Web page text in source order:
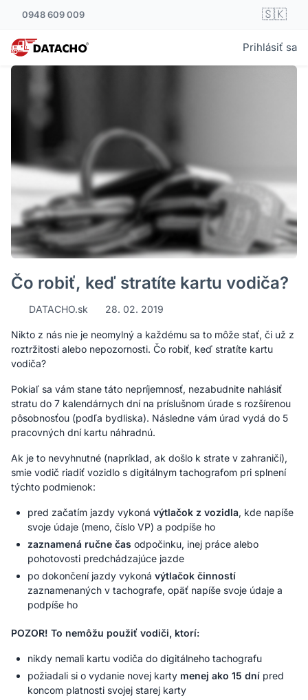
0948 609 009 🇸🇰
Prihlásiť sa
Čo robiť, keď stratíte kartu vodiča?
DATACHO.sk 28. 02. 2019
Nikto z nás nie je neomylný a každému sa to môže stať, či už z
roztržitosti alebo nepozornosti. Čo robiť, keď stratíte kartu
vodiča?
Pokiaľ sa vám stane táto nepríjemnosť, nezabudnite nahlásiť
stratu do 7 kalendárnych dní na príslušnom úrade s rozšírenou
pôsobnosťou (podľa bydliska). Následne vám úrad vydá do 5
pracovných dní kartu náhradnú.
Ak je to nevyhnutné (napríklad, ak došlo k strate v zahraničí),
smie vodič riadiť vozidlo s digitálnym tachografom pri splnení
týchto podmienok:
pred začatím jazdy vykoná výtlačok z vozidla, kde napíše
svoje údaje (meno, číslo VP) a podpíše ho
zaznamená ručne čas odpočinku, inej práce alebo
pohotovosti predchádzajúce jazde
po dokončení jazdy vykoná výtlačok činností
zaznamenaných v tachografe, opäť napíše svoje údaje a
podpíše ho
POZOR! To nemôžu použiť vodiči, ktorí:
nikdy nemali kartu vodiča do digitálneho tachografu
požiadali si o vydanie novej karty menej ako 15 dní pred
koncom platnosti svojej starej karty